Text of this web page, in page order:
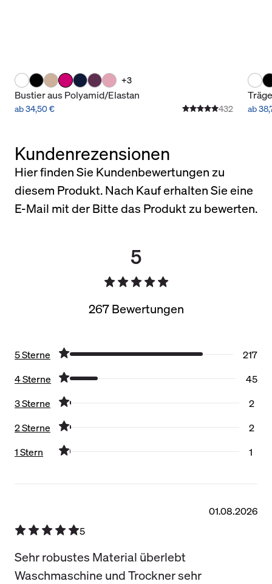
+3
Bustier aus Polyamid/Elastan
ab 34,50 € 432 ab
Kundenrezensionen
Hier finden Sie Kundenbewertungen zu
diesem Produkt. Nach Kauf erhalten Sie eine
E-Mail mit der Bitte das Produkt zu bewerten.
5
267 Bewertungen
5 Sterne
217
4 Sterne
45
3 Sterne
2
2 Sterne
2
1 Stern
1
01.08.2026
5
Sehr robustes Material überlebt
Waschmaschine und Trockner sehr